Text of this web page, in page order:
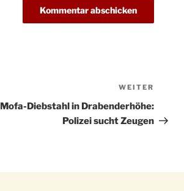
Beitrag
WEITER
Mofa-Diebstahl in Drabenderhöhe:
Polizei sucht Zeugen